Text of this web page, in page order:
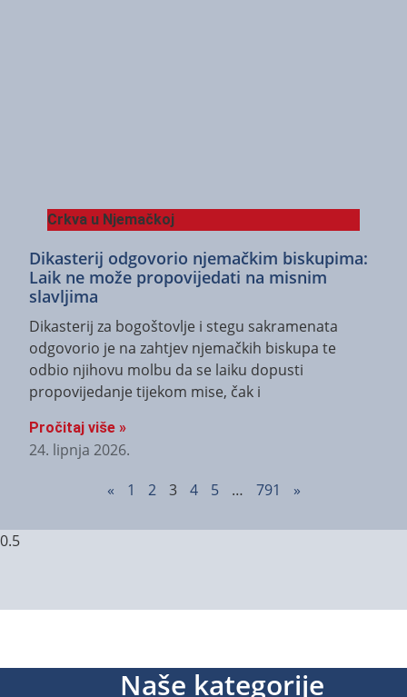
Crkva u Njemačkoj
Dikasterij odgovorio njemačkim biskupima:
Laik ne može propovijedati na misnim
slavljima
Dikasterij za bogoštovlje i stegu sakramenata
odgovorio je na zahtjev njemačkih biskupa te
odbio njihovu molbu da se laiku dopusti
propovijedanje tijekom mise, čak i
Pročitaj više »
24. lipnja 2026.
«
1 2 3 4 5 … 791 »
Naše kategorije